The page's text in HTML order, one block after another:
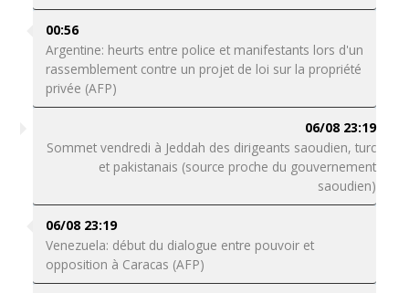
00:56
Argentine: heurts entre police et manifestants lors d'un
rassemblement contre un projet de loi sur la propriété
privée (AFP)
06/08 23:19
Sommet vendredi à Jeddah des dirigeants saoudien, turc
et pakistanais (source proche du gouvernement
saoudien)
06/08 23:19
Venezuela: début du dialogue entre pouvoir et
opposition à Caracas (AFP)